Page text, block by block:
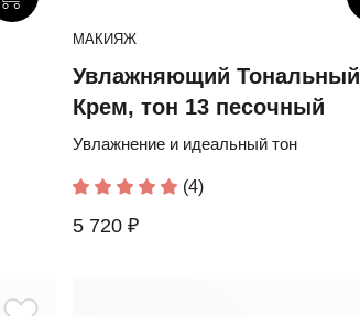
МАКИЯЖ
Увлажняющий Тональный
Крем, тон 13 песочный
Увлажнение и идеальный тон
(4)
5 720 ₽